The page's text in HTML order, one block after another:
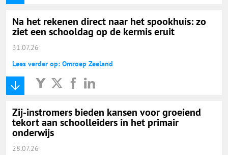
Na het rekenen direct naar het spookhuis: zo
ziet een schooldag op de kermis eruit
31.07.26
Lees verder op: Omroep Zeeland
Zij-instromers bieden kansen voor groeiend
tekort aan schoolleiders in het primair
onderwijs
28.07.26